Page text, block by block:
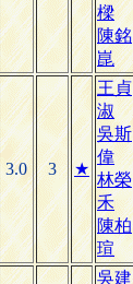
樑
陳銘
崑
3.0 3 ★
王貞
淑
吳斯
偉
林榮
禾
陳柏
瑄
吳建